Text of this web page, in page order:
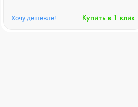
Хочу дешевле! Купить в 1 клик